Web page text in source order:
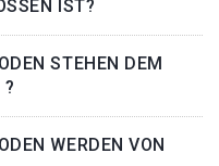
IST?
STEHEN DEM
?
WERDEN VON